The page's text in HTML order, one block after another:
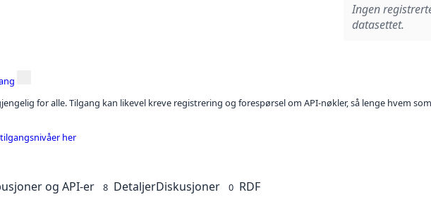
Ingen
datasettet.
for alle. Tilgang kan likevel kreve registrering og forespørsel om API-nøkler, så lenge hvem
her
og API-er 8 DetaljerDiskusjoner 0 RDF